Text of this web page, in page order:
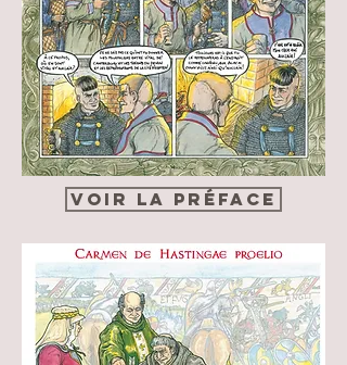
Voir la préface